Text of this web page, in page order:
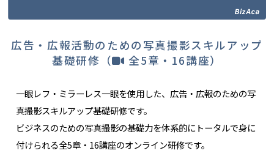
広告・広報活動のための写真撮影スキルアップ
基礎研修（
全5章・16講座）
一眼レフ・ミラーレス一眼を使用した、広告・広報のための写
真撮影スキルアップ基礎研修です。
ビジネスのための写真撮影の基礎力を体系的にトータルで身に
付けられる全5章・16講座のオンライン研修です。